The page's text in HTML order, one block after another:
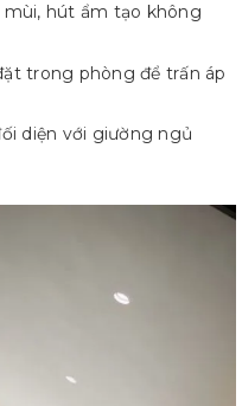
hút ẩm tạo không
trong phòng để trấn áp
diện với giường ngủ